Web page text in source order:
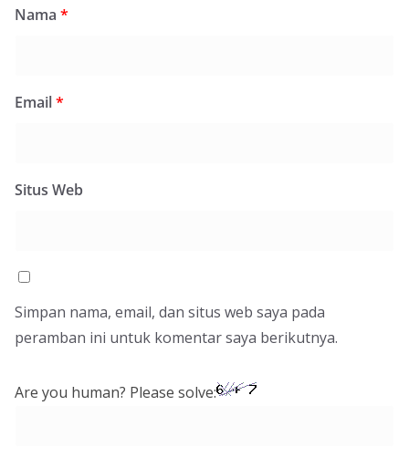
Nama *
Email*
Situs Web
Simpan nama, email, dan situs web saya pada
peramban ini untuk komentar saya berikutnya.
Are you human? Please solve: